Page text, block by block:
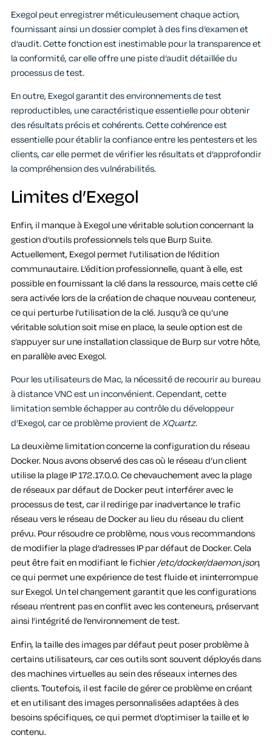
Exegol peut enregistrer méticuleusement chaque action,
fournissant ainsi un dossier complet à des fins d’examen et
d’audit. Cette fonction est inestimable pour la transparence et
la conformité, car elle offre une piste d’audit détaillée du
processus de test.
En outre, Exegol garantit des environnements de test
reproductibles, une caractéristique essentielle pour obtenir
des résultats précis et cohérents. Cette cohérence est
essentielle pour établir la confiance entre les pentesters et les
clients, car elle permet de vérifier les résultats et d’approfondir
la compréhension des vulnérabilités.
Limites d’Exegol
Enfin, il manque à Exegol une véritable solution concernant la
gestion d’outils professionnels tels que Burp Suite.
Actuellement, Exegol permet l’utilisation de l’édition
communautaire. L’édition professionnelle, quant à elle, est
possible en fournissant la clé dans la ressource, mais cette clé
sera activée lors de la création de chaque nouveau conteneur,
ce qui perturbe l’utilisation de la clé. Jusqu’à ce qu’une
véritable solution soit mise en place, la seule option est de
s’appuyer sur une installation classique de Burp sur votre hôte,
en parallèle avec Exegol.
Pour les utilisateurs de Mac, la nécessité de recourir au bureau
à distance VNC est un inconvénient. Cependant, cette
limitation semble échapper au contrôle du développeur
d’Exegol, car ce problème provient deXQuartz.
La deuxième limitation concerne la configuration du réseau
Docker. Nous avons observé des cas où le réseau d’un client
utilise la plage IP 172.17.0.0. Ce chevauchement avec la plage
de réseaux par défaut de Docker peut interférer avec le
processus de test, car il redirige par inadvertance le trafic
réseau vers le réseau de Docker au lieu du réseau du client
prévu. Pour résoudre ce problème, nous vous recommandons
de modifier la plage d’adresses IP par défaut de Docker. Cela
peut être fait en modifiant le fichier/etc/docker/daemon.json,
ce qui permet une expérience de test fluide et ininterrompue
sur Exegol. Un tel changement garantit que les configurations
réseau n’entrent pas en conflit avec les conteneurs, préservant
ainsi l’intégrité de l’environnement de test.
Enfin, la taille des images par défaut peut poser problème à
certains utilisateurs, car ces outils sont souvent déployés dans
des machines virtuelles au sein des réseaux internes des
clients. Toutefois, il est facile de gérer ce problème en créant
et en utilisant des images personnalisées adaptées à des
besoins spécifiques, ce qui permet d’optimiser la taille et le
contenu.